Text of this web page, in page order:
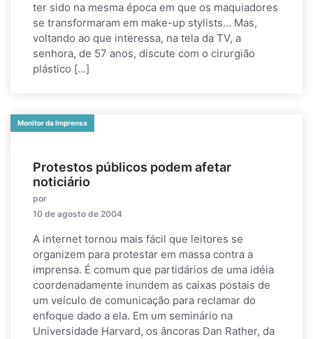
ter sido na mesma época em que os maquiadores
se transformaram em make-up stylists… Mas,
voltando ao que interessa, na tela da TV, a
senhora, de 57 anos, discute com o cirurgião
plástico […]
Monitor da Imprensa
Protestos públicos podem afetar
noticiário
por
10 de agosto de 2004
A internet tornou mais fácil que leitores se
organizem para protestar em massa contra a
imprensa. É comum que partidários de uma idéia
coordenadamente inundem as caixas postais de
um veículo de comunicação para reclamar do
enfoque dado a ela. Em um seminário na
Universidade Harvard, os âncoras Dan Rather, da